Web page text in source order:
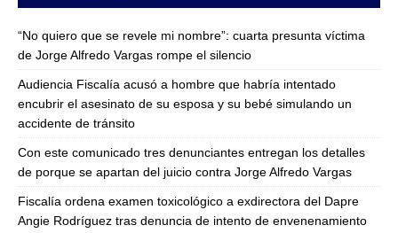
“No quiero que se revele mi nombre”: cuarta presunta víctima
de Jorge Alfredo Vargas rompe el silencio
Audiencia Fiscalía acusó a hombre que habría intentado
encubrir el asesinato de su esposa y su bebé simulando un
accidente de tránsito
Con este comunicado tres denunciantes entregan los detalles
de porque se apartan del juicio contra Jorge Alfredo Vargas
Fiscalía ordena examen toxicológico a exdirectora del Dapre
Angie Rodríguez tras denuncia de intento de envenenamiento